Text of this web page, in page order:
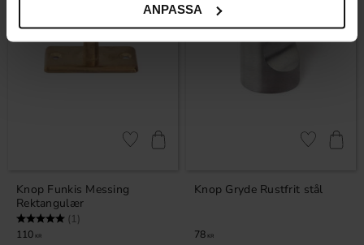
ANPASSA
Knop Funkis Messing
Rektangulær
Vurdering: (1)
110 KR
Gem som favorit
Knop Gryde Rustfrit stål
78 KR
Gem som